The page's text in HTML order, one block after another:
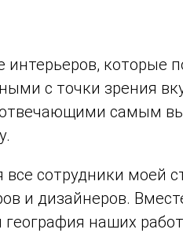
которые
с точки зрения
самым
сотрудники моей
и дизайнеров.
наших